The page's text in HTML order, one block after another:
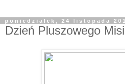
poniedziałek, 24 listopada
Dzień Pluszowego